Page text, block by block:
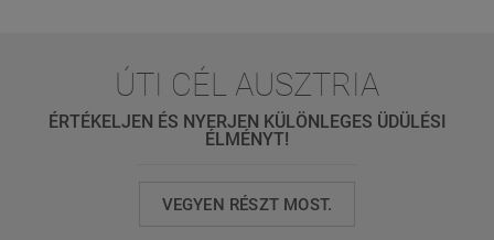
ÚTI CÉL AUSZTRIA
ÉRTÉKELJEN ÉS NYERJEN KÜLÖNLEGES ÜDÜLÉSI
ÉLMÉNYT!
VEGYEN RÉSZT MOST.